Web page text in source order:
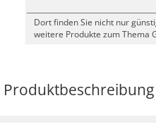
Dort finden Sie nicht nur
weitere Produkte zum Thema
Produktbeschreibung